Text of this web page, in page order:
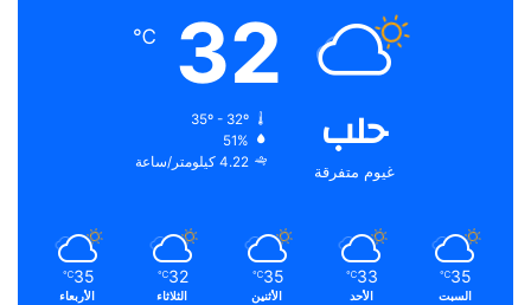
حلب
غيوم متفرقة
32
℃
35º - 32º
51%
4.22 كيلومتر/ساعة
35
℃
السبت
33
℃
الأحد
35
℃
الأثنين
32
℃
الثلاثاء
35
℃
الأربعاء